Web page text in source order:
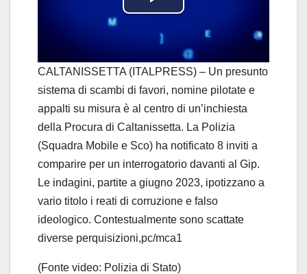
P
l
a
y
V
i
d
e
o
CALTANISSETTA (ITALPRESS) – Un presunto
sistema di scambi di favori, nomine pilotate e
appalti su misura è al centro di un’inchiesta
della Procura di Caltanissetta. La Polizia
(Squadra Mobile e Sco) ha notificato 8 inviti a
comparire per un interrogatorio davanti al Gip.
Le indagini, partite a giugno 2023, ipotizzano a
vario titolo i reati di corruzione e falso
ideologico. Contestualmente sono scattate
diverse perquisizioni,pc/mca1
(Fonte video: Polizia di Stato)